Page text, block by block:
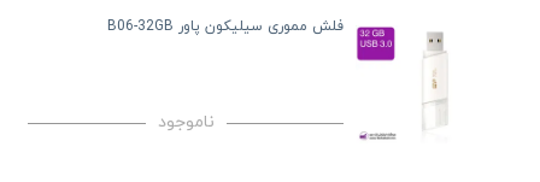
فلش مموری سیلیکون پاور B06-32GB
ناموجود